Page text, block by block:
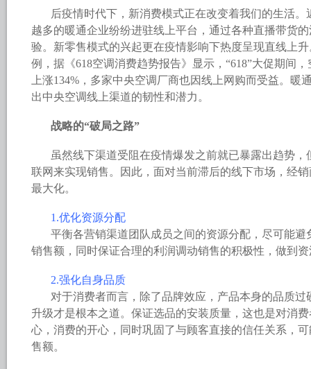
后疫情时代下，新消费模式正在改变着我们的生活
越多的暖通企业纷纷进驻线上平台，通过各种直播带货
验。新零售模式的兴起更在疫情影响下热度呈现直线上升
例，据《618空调消费趋势报告》显示，“618”大促期间
上涨134%，多家中央空调厂商也因线上网购而受益。暖
出中央空调线上渠道的韧性和潜力。
战略的“破局之路”
虽然线下渠道受阻在疫情爆发之前就已暴露出趋势
联网来实现销售。因此，面对当前滞后的线下市场，经
最大化。
1.优化资源分配
平衡各营销渠道团队成员之间的资源分配，尽可能
销售额，同时保证合理的利润调动销售的积极性，做到
2.强化自身品质
对于消费者而言，除了品牌效应，产品本身的品质
升级才是根本之道。保证选品的安装质量，这也是对消
心，消费的开心，同时巩固了与顾客直接的信任关系，
售额。